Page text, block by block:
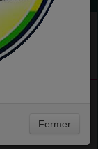
Fermer